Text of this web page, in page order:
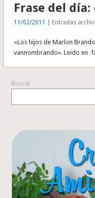
Frase del
11/02/2011 | Entradas
«Los hijos de Marlon
vannombrando». Leido en
Buscar